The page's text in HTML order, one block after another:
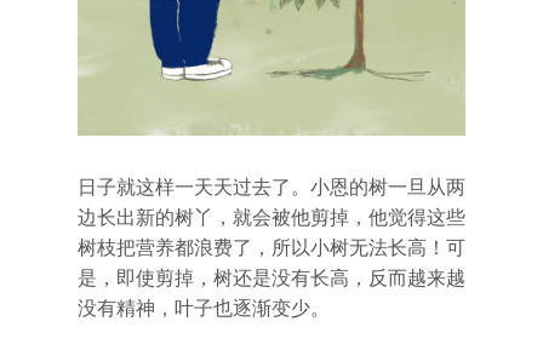
日子就这样一天天过去了。小恩的树一旦从两
边长出新的树丫，就会被他剪掉，他觉得这些
树枝把营养都浪费了，所以小树无法长高！可
是，即使剪掉，树还是没有长高，反而越来越
没有精神，叶子也逐渐变少。